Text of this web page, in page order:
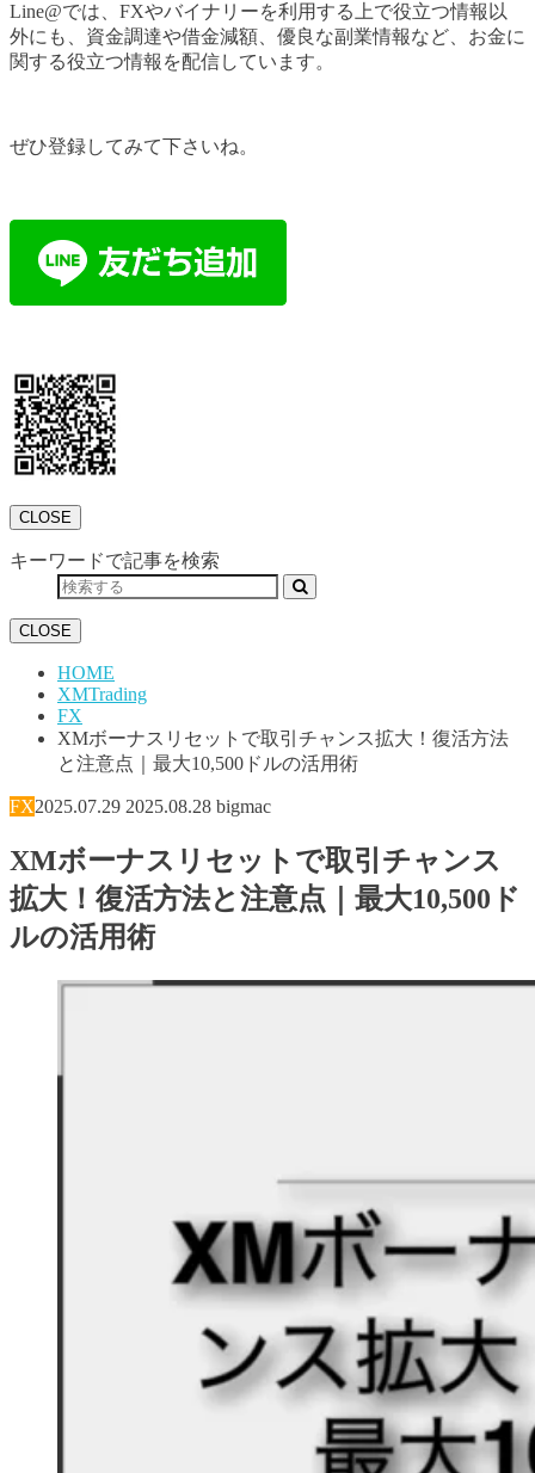
Line@では、FXやバイナリーを利用する上で役立つ情報以
外にも、資金調達や借金減額、優良な副業情報など、お金に
関する役立つ情報を配信しています。
ぜひ登録してみて下さいね。
CLOSE
キーワードで記事を検索
CLOSE
HOME
XMTrading
FX
XMボーナスリセットで取引チャンス拡大！復活方法
と注意点｜最大10,500ドルの活用術
FX2025.07.29 2025.08.28 bigmac
XMボーナスリセットで取引チャンス
拡大！復活方法と注意点｜最大10,500ド
ルの活用術